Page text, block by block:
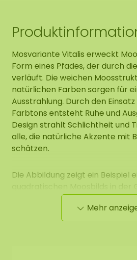
Mosvariante Vitalis erweckt
Form eines Pfades, der durch
verläuft. Die weichen
natürlichen Farben sorgen für
Ausstrahlung. Durch den
Farbtons entsteht Ruhe und
Design strahlt Schlichtheit und
alle, die natürliche Akzente mit
schätzen.
Die Abbildung zeigt ein Beispiel
cm. Da es sich um ein
jedes Moosbild ein Unikat. Das
kann daher leicht vom
Mehr